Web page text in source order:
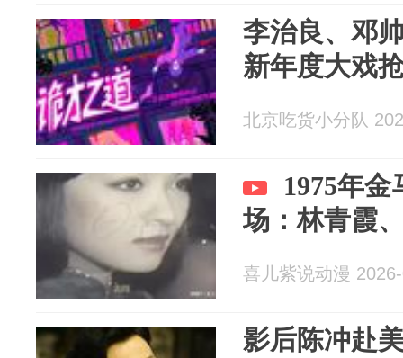
李治良、邓
新年度大戏
北京吃货小分队
1975年
场：林青霞
喜儿紫说动漫
影后陈冲赴